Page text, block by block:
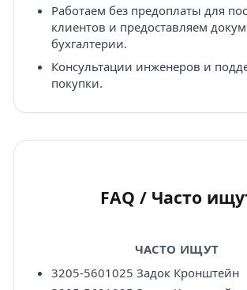
Работаем без предоплаты для
клиентов и предоставляем
бухгалтерии.
Консультации инженеров и
покупки.
FAQ / Часто
ЧАСТО ИЩУТ
3205-5601025 Задок Кронштейн